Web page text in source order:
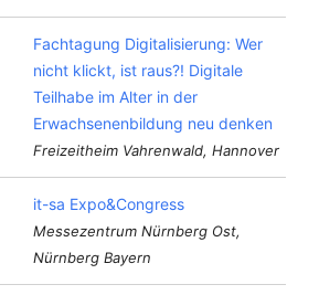
Fachtagung Digitalisierung: Wer
nicht klickt, ist raus?! Digitale
Teilhabe im Alter in der
Erwachsenenbildung neu denken
Freizeitheim Vahrenwald, Hannover
it-sa Expo&Congress
Messezentrum Nürnberg Ost,
Nürnberg Bayern